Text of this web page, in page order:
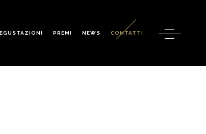
PREMI NEWS CONTATTI